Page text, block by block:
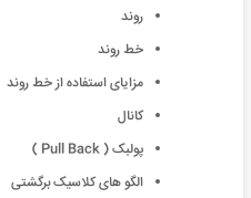
روند
خط روند
مزایای استفاده از خط روند
کانال
پولبک ( Pull Back )
الگو های کلاسیک برگشتی